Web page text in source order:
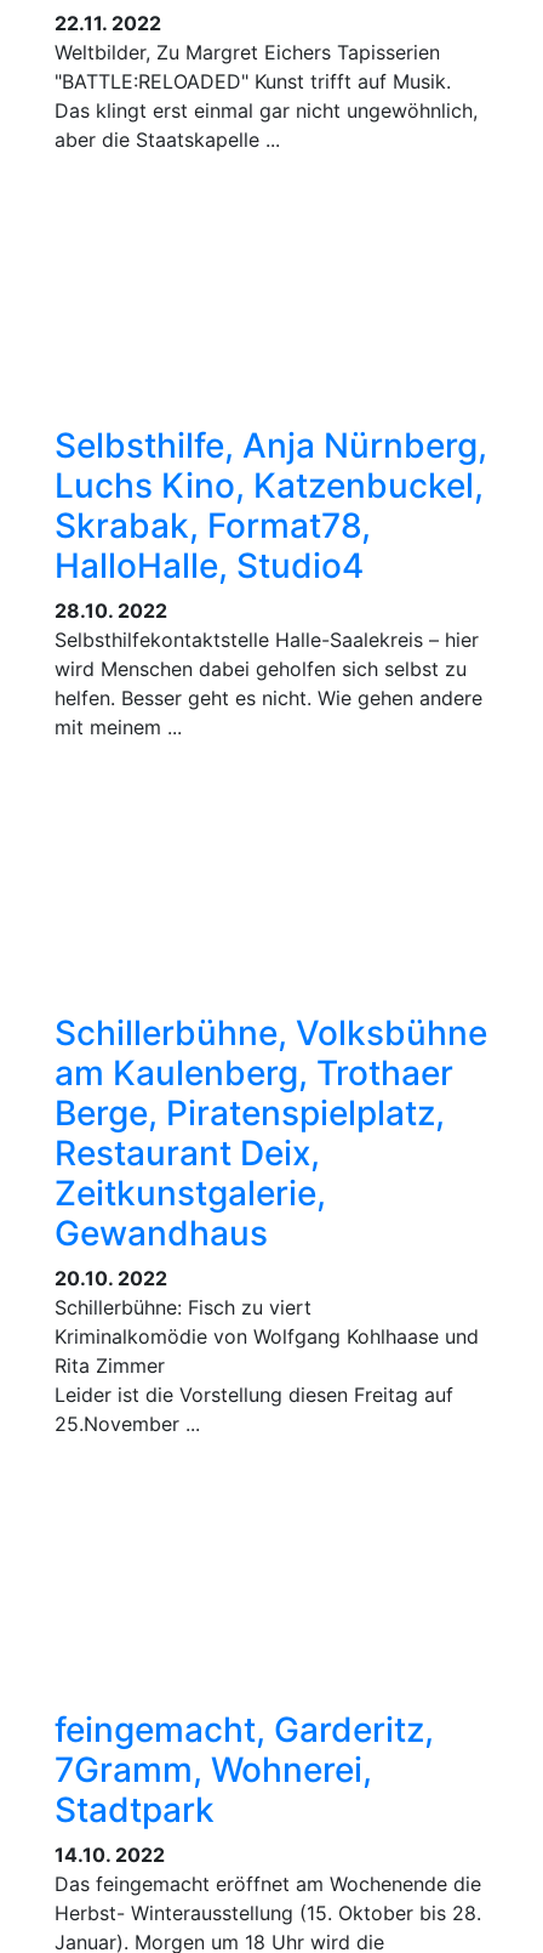
22.11. 2022
Weltbilder, Zu Margret Eichers Tapisserien
"BATTLE:RELOADED" Kunst trifft auf Musik.
Das klingt erst einmal gar nicht ungewöhnlich,
aber die Staatskapelle ...
Selbsthilfe, Anja Nürnberg,
Luchs Kino, Katzenbuckel,
Skrabak, Format78,
HalloHalle, Studio4
28.10. 2022
Selbsthilfekontaktstelle Halle-Saalekreis – hier
wird Menschen dabei geholfen sich selbst zu
helfen. Besser geht es nicht. Wie gehen andere
mit meinem ...
Schillerbühne, Volksbühne
am Kaulenberg, Trothaer
Berge, Piratenspielplatz,
Restaurant Deix,
Zeitkunstgalerie,
Gewandhaus
20.10. 2022
Schillerbühne: Fisch zu viert
Kriminalkomödie von Wolfgang Kohlhaase und
Rita Zimmer
Leider ist die Vorstellung diesen Freitag auf
25.November ...
feingemacht, Garderitz,
7Gramm, Wohnerei,
Stadtpark
14.10. 2022
Das feingemacht eröffnet am Wochenende die
Herbst- Winterausstellung (15. Oktober bis 28.
Januar). Morgen um 18 Uhr wird die